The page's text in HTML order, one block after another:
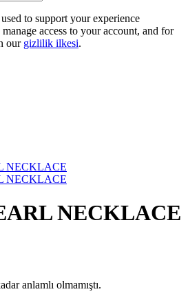
to support your experience
access to your account, and for
our gizlilik ilkesi.
NECKLACE
anlamlı olmamıştı.